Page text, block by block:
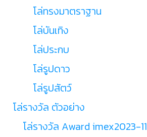
โล่ทรงมาตราฐาน
โล่บันเทิง
โล่ประกบ
โล่รูปดาว
โล่รูปสัตว์
โล่รางวัล ตัวอย่าง
โล่รางวัล Award imex2023-11